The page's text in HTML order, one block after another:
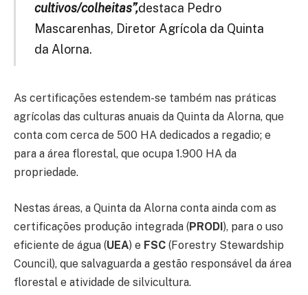
cultivos/colheitas”,destaca Pedro
Mascarenhas, Diretor Agrícola da Quinta
da Alorna.
As certificações estendem-se também nas práticas
agrícolas das culturas anuais da Quinta da Alorna, que
conta com cerca de 500 HA dedicados a regadio; e
para a área florestal, que ocupa 1.900 HA da
propriedade.
Nestas áreas, a Quinta da Alorna conta ainda com as
certificações produção integrada (PRODI), para o uso
eficiente de água (UEA) e FSC (Forestry Stewardship
Council), que salvaguarda a gestão responsável da área
florestal e atividade de silvicultura.